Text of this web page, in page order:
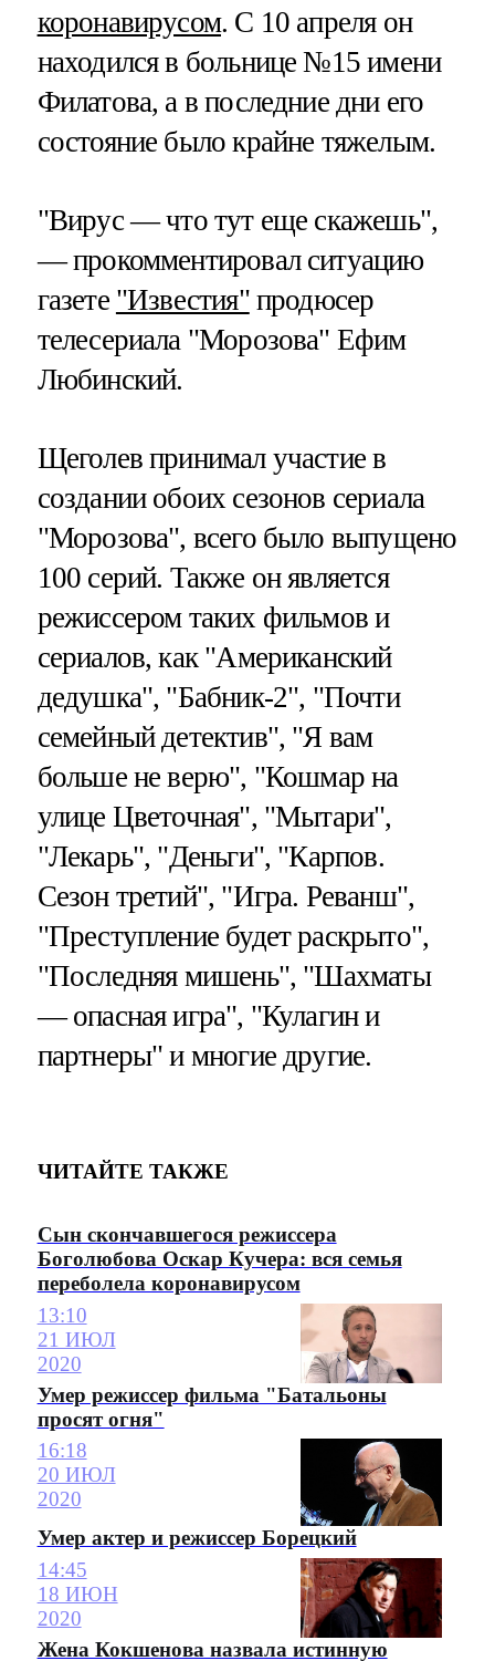
коронавирусом. С 10 апреля он
находился в больнице №15 имени
Филатова, а в последние дни его
состояние было крайне тяжелым.
"Вирус — что тут еще скажешь",
— прокомментировал ситуацию
газете "Известия"продюсер
телесериала "Морозова" Ефим
Любинский.
Щеголев принимал участие в
создании обоих сезонов сериала
"Морозова", всего было выпущено
100 серий. Также он является
режиссером таких фильмов и
сериалов, как "Американский
дедушка", "Бабник-2", "Почти
семейный детектив", "Я вам
больше не верю", "Кошмар на
улице Цветочная", "Мытари",
"Лекарь", "Деньги", "Карпов.
Сезон третий", "Игра. Реванш",
"Преступление будет раскрыто",
"Последняя мишень", "Шахматы
— опасная игра", "Кулагин и
партнеры" и многие другие.
ЧИТАЙТЕ ТАКЖЕ
Сын скончавшегося режиссера
Боголюбова Оскар Кучера: вся семья
переболела коронавирусом
13:10
21 ИЮЛ
2020
Умер режиссер фильма "Батальоны
просят огня"
16:18
20 ИЮЛ
2020
Умер актер и режиссер Борецкий
14:45
18 ИЮН
2020
Жена Кокшенова назвала истинную